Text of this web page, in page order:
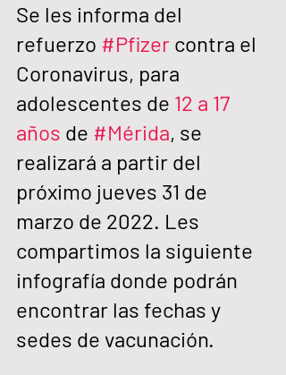
Se les informa del
refuerzo #Pfizer contra el
Coronavirus, para
adolescentes de 12 a 17
años de #Mérida, se
realizará a partir del
próximo jueves 31 de
marzo de 2022. Les
compartimos la siguiente
infografía donde podrán
encontrar las fechas y
sedes de vacunación.